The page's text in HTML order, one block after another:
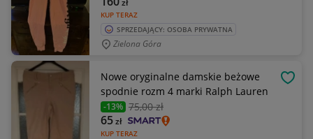
KUP TERAZ
zł
SPRZEDAJĄCY: OSOBA PRYWATNA
Zielona Góra
Nowe oryginalne damskie beżowe
spodnie rozm 4 marki Ralph Lauren
-13% 75,00 zł
KUP TERAZ
65zł